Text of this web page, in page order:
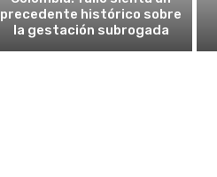
precedente histórico sobre
la gestación subrogada